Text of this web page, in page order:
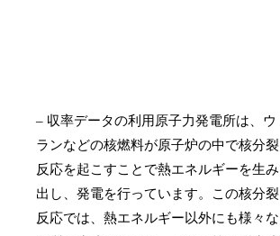
– 収率データの利用原子力発電所は、ウ
ランなどの核燃料が原子炉の中で核分裂
反応を起こすことで熱エネルギーを生み
出し、発電を行っています。この核分裂
反応では、熱エネルギー以外にも様々な